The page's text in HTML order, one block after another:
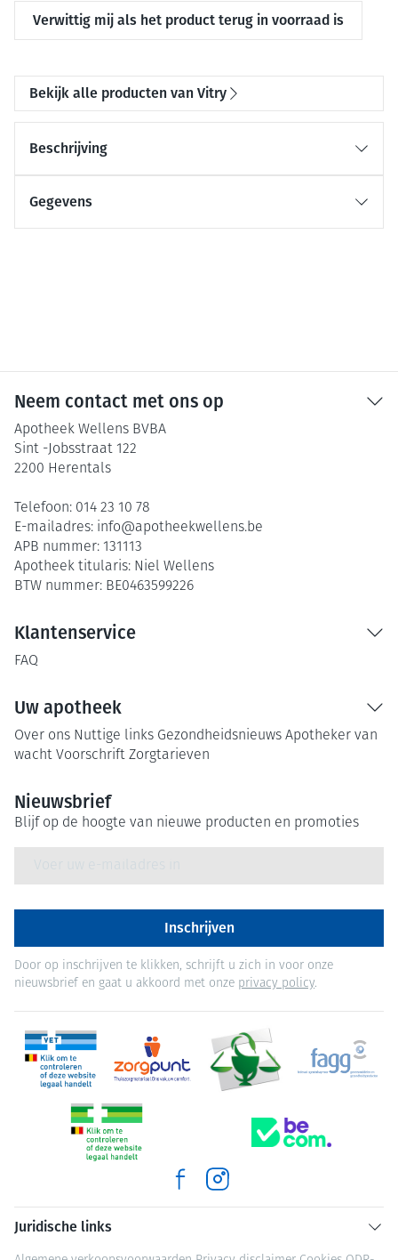
Verwittig mij als het product terug in voorraad is
Bekijk alle producten van Vitry
Beschrijving
Gegevens
Neem contact met ons op
Apotheek Wellens BVBA
Sint -Jobsstraat 122
2200 Herentals
Telefoon: 014 23 10 78
E-mailadres: info@apotheekwellens.be
APB nummer: 131113
Apotheek titularis: Niel Wellens
BTW nummer: BE0463599226
Klantenservice
FAQ
Uw apotheek
Over ons Nuttige links Gezondheidsnieuws Apotheker van
wacht Voorschrift Zorgtarieven
Nieuwsbrief
Blijf op de hoogte van nieuwe producten en promoties
Inschrijven
Door op inschrijven te klikken, schrijft u zich in voor onze
nieuwsbrief en gaat u akkoord met onze privacy policy.
Juridische links